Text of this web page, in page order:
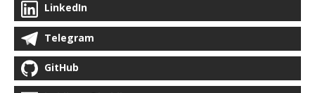
LinkedIn
Telegram
GitHub